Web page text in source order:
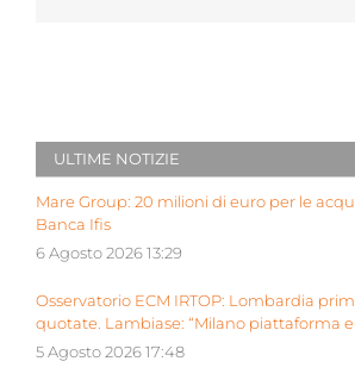
ULTIME NOTIZIE
Mare Group: 20 milioni di euro per le
Banca Ifis
6 Agosto 2026 13:29
Osservatorio ECM IRTOP: Lombardia
quotate. Lambiase: “Milano piattaforma
5 Agosto 2026 17:48